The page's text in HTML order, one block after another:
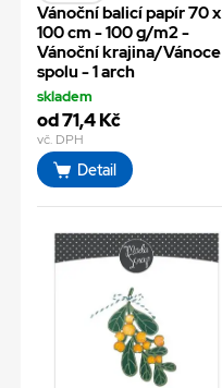
Vánoční balicí papír 70 x
100 cm - 100 g/m2 -
Vánoční krajina/Vánoce
spolu - 1 arch
skladem
od 71,4 Kč
vč. DPH
Detail